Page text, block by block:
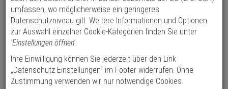
Suche
starten.
Produktmerkmale
Datenblatt drucken
Produktinformationen
Zubehörartikel, Anschlussbox - Modell: eneo IN-Serie
Montageart: Wandmontage, Decke
umfassen, wo möglicherweise ein geringeres
Datenschutzniveau gilt. Weitere Informationen und Optionen
zur Auswahl einzelner Cookie-Kategorien finden Sie unter
'Einstellungen öffnen'.
Ihre Einwilligung können Sie jederzeit über den Link
„Datenschutz Einstellungen“ im Footer widerrufen. Ohne
Zustimmung verwenden wir nur notwendige Cookies.